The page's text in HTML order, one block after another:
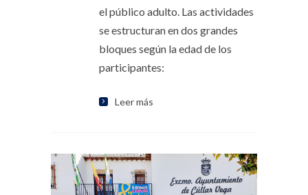
el público adulto. Las actividades
se estructuran en dos grandes
bloques según la edad de los
participantes:
Leer más